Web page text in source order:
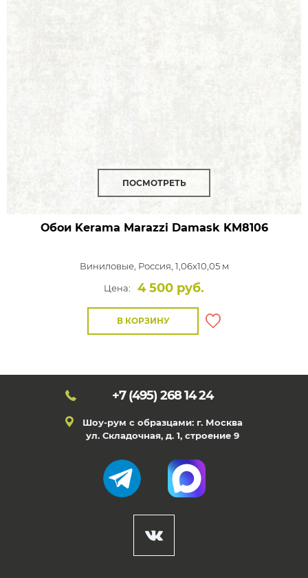
ПОСМОТРЕТЬ
Обои Kerama Marazzi DamaskKM8106
Виниловые, Россия, 1,06x10,05 м
Цена:
4 500 руб.
В КОРЗИНУ
+7 (495) 268 14 24
Шоу-рум с образцами: г. Москва
ул. Складочная, д. 1, строение 9